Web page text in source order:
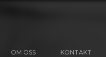
OM OSS KONTAKT